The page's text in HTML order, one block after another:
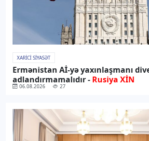
XARICI SIYASƏT
Ermənistan Aİ-yə yaxınlaşmanı
adlandırmamalıdır - Rusiya XİN
06.08.2026 27